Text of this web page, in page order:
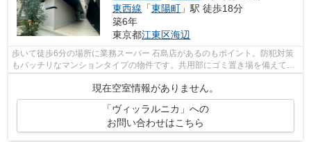
東西線 「東陽町 」駅 徒歩18分
築6年
東京都江東区海辺
歩いて徒歩6分の場所に業務スーパー 石島店があるのもポイント。防犯対策
もバッチリなマンションタイプの物件です。共用部にゴミ置き場を備えてい
現在空室情報がありません。
「ヴィッラルニカ」への
お問い合わせはこちら